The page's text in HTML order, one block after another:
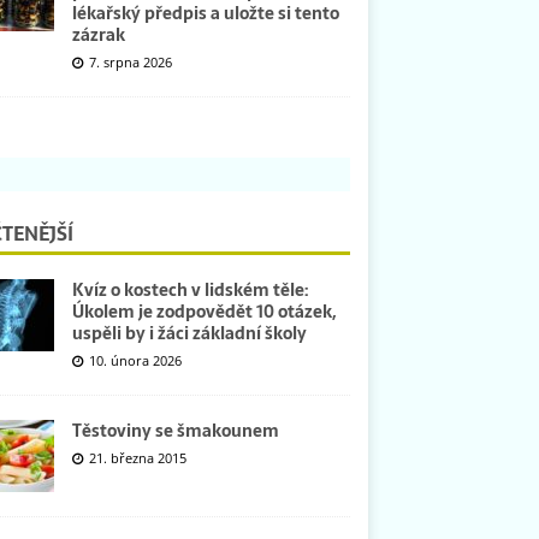
lékařský předpis a uložte si tento
zázrak
7. srpna 2026
Kvíz o kostech v lidském těle:
Úkolem je zodpovědět 10 otázek,
uspěli by i žáci základní školy
10. února 2026
Těstoviny se šmakounem
21. března 2015